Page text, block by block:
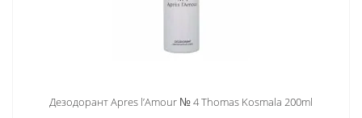
Дезодорант Apres l’Amour № 4 Thomas Kosmala 200ml